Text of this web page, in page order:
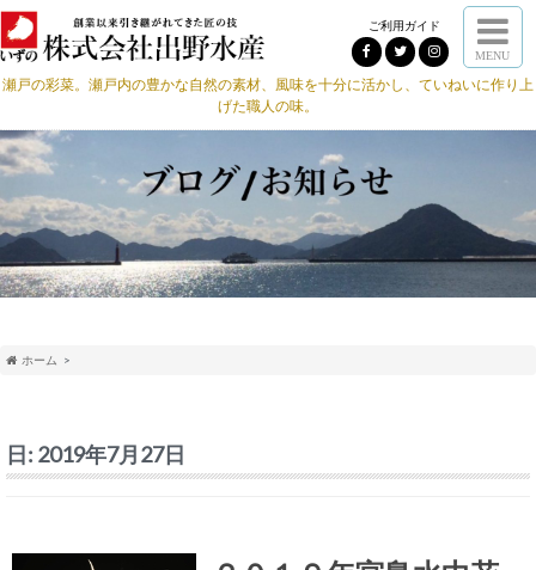
ご利用ガイド
MENU
瀬戸の彩菜。瀬戸内の豊かな自然の素材、風味を十分に活かし、ていねいに作り上
げた職人の味。
ホーム
日: 2019年7月27日